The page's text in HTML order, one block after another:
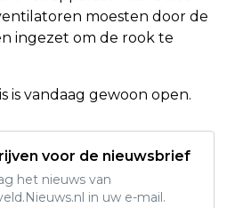
moesten door de
ingezet om de rook te
is vandaag gewoon open.
voor de nieuwsbrief
het nieuws van
in uw e-mail.